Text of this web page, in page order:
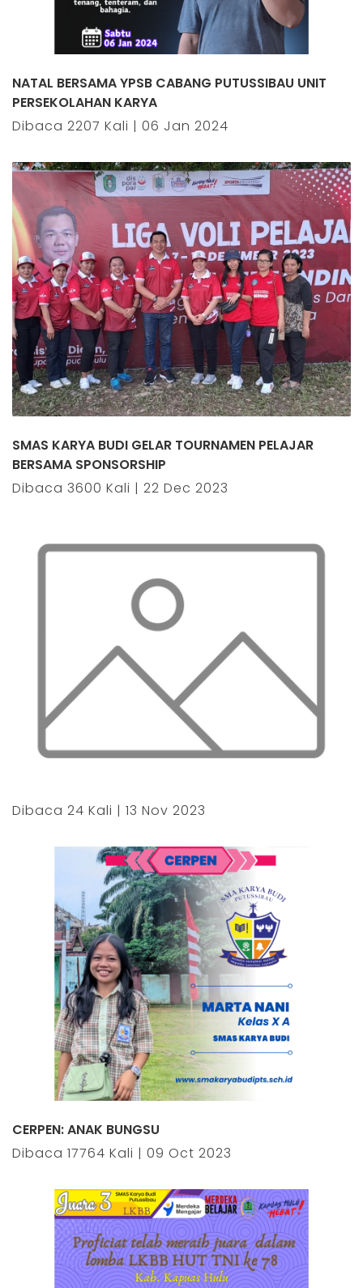
NATAL BERSAMA YPSB CABANG PUTUSSIBAU UNIT
PERSEKOLAHAN KARYA
Dibaca 2207 Kali | 06 Jan 2024
SMAS KARYA BUDI GELAR TOURNAMEN PELAJAR
BERSAMA SPONSORSHIP
Dibaca 3600 Kali | 22 Dec 2023
Dibaca 24 Kali | 13 Nov 2023
CERPEN: ANAK BUNGSU
Dibaca 17764 Kali | 09 Oct 2023